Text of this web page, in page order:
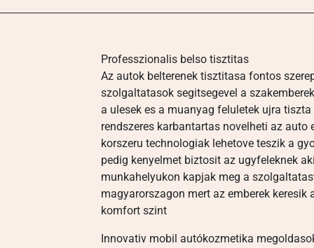
Professzionalis belso tisztitas
Az autok belterenek tisztitasa fontos
szolgaltatasok segitsegevel a
a ulesek es a muanyag feluletek ujra
rendszeres karbantartas novelheti az
korszeru technologiak lehetove teszik a
pedig kenyelmet biztosit az ugyfeleknek
munkahelyukon kapjak meg a
magyarorszagon mert az emberek
komfort szint
Innovativ mobil autókozmetika